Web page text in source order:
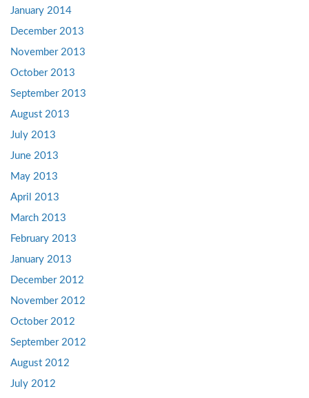
January 2014
December 2013
November 2013
October 2013
September 2013
August 2013
July 2013
June 2013
May 2013
April 2013
March 2013
February 2013
January 2013
December 2012
November 2012
October 2012
September 2012
August 2012
July 2012